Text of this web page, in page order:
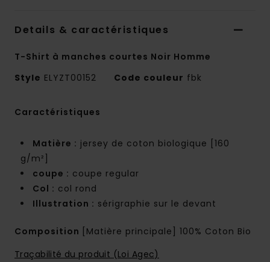
Details & caractéristiques
T-Shirt à manches courtes Noir Homme
Style ELYZT00152 Code couleur fbk
Caractéristiques
Matière : jersey de coton biologique [160
g/m²]
coupe : coupe regular
Col : col rond
Illustration : sérigraphie sur le devant
Composition
[Matière principale] 100% Coton Bio
Traçabilité du produit (Loi Agec)